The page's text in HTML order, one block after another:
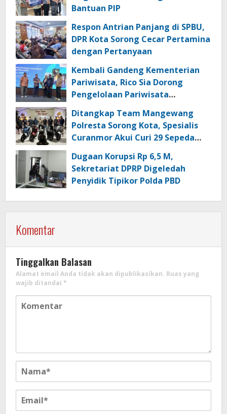
Bantuan PIP
Respon Antrian Panjang di SPBU,
DPR Kota Sorong Cecar Pertamina
dengan Pertanyaan
Kembali Gandeng Kementerian
Pariwisata, Rico Sia Dorong
Pengelolaan Pariwisata
Ditangkap Team Mangewang
Polresta Sorong Kota, Spesialis
Curanmor Akui Curi 29 Sepeda
Dugaan Korupsi Rp 6,5 M,
Sekretariat DPRP Digeledah
Penyidik Tipikor Polda PBD
Komentar
Tinggalkan Balasan
Alamat email Anda tidak akan dipublikasikan. Ruas yang
wajib ditandai *